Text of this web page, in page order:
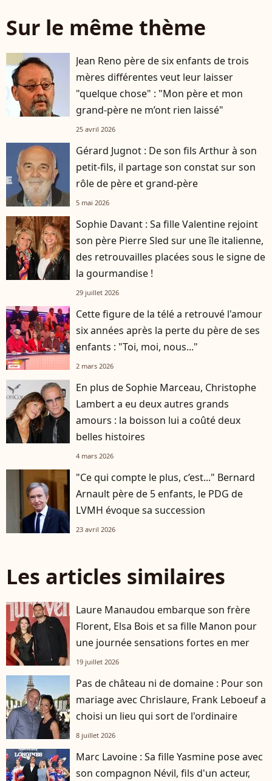
Sur le même thème
Jean Reno père de six enfants de trois
mères différentes veut leur laisser
"quelque chose" : "Mon père et mon
grand-père ne m’ont rien laissé"
25 avril 2026
Gérard Jugnot : De son fils Arthur à son
petit-fils, il partage son constat sur son
rôle de père et grand-père
5 mai 2026
Sophie Davant : Sa fille Valentine rejoint
son père Pierre Sled sur une île italienne,
des retrouvailles placées sous le signe de
la gourmandise !
29 juillet 2026
Cette figure de la télé a retrouvé l'amour
six années après la perte du père de ses
enfants : "Toi, moi, nous..."
2 mars 2026
En plus de Sophie Marceau, Christophe
Lambert a eu deux autres grands
amours : la boisson lui a coûté deux
belles histoires
4 mars 2026
"Ce qui compte le plus, c’est..." Bernard
Arnault père de 5 enfants, le PDG de
LVMH évoque sa succession
23 avril 2026
Les articles similaires
Laure Manaudou embarque son frère
Florent, Elsa Bois et sa fille Manon pour
une journée sensations fortes en mer
19 juillet 2026
Pas de château ni de domaine : Pour son
mariage avec Chrislaure, Frank Leboeuf a
choisi un lieu qui sort de l'ordinaire
8 juillet 2026
Marc Lavoine : Sa fille Yasmine pose avec
son compagnon Névil, fils d'un acteur,